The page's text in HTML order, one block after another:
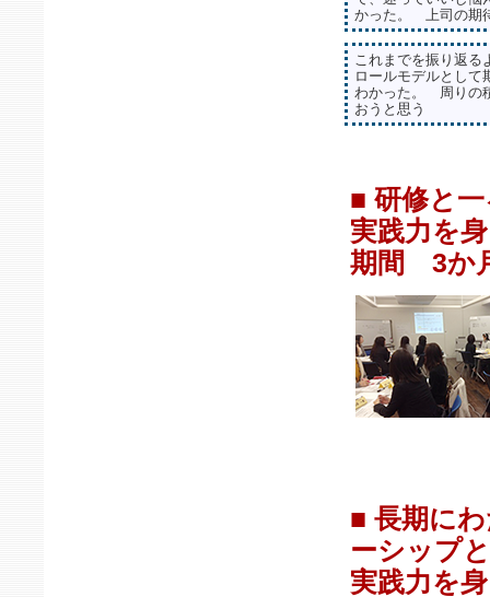
かった。 上司の期
これまでを振り返る
ロールモデルとして
わかった。 周りの
おうと思う
■ 研修と
実践力を
期間 3か
■ 長期に
ーシップ
実践力を